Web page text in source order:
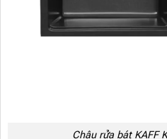
Chậu rửa bát KAFF